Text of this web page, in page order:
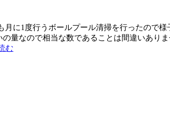
に1度行うボールプール清掃を行ったので
量なので相当な数であることは間違いあ
む